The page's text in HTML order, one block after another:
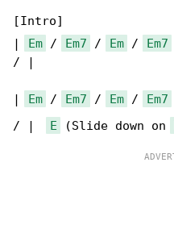
[Intro]
|
Em / Em7 / Em / Em7
/ |
| Em / Em7 / Em / Em7
/ |
E (Slide down on